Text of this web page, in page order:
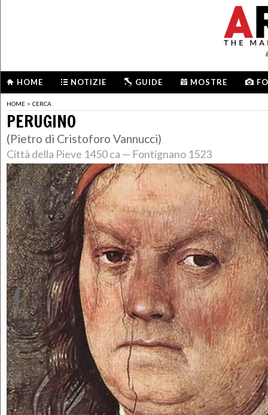
HOME NOTIZIE GUIDE MOSTRE
HOME > CERCA
PERUGINO
(Pietro di Cristoforo Vannucci)
Città della Pieve 1450 ca — Fontignano 1523